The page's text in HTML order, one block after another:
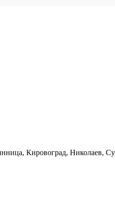
Кировоград, Николаев,